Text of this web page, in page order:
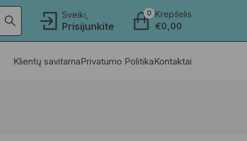
Sveiki,
Prisijunkite
Krepšelis
€0,00
0
Klientų savitarnaPrivatumo PolitikaKontaktai